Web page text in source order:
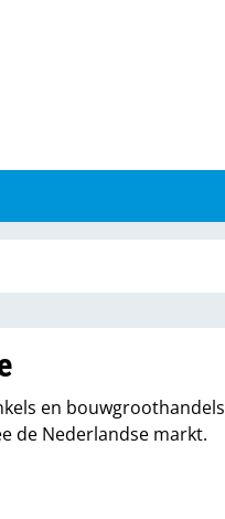
en bouwgroothandels
de Nederlandse markt.